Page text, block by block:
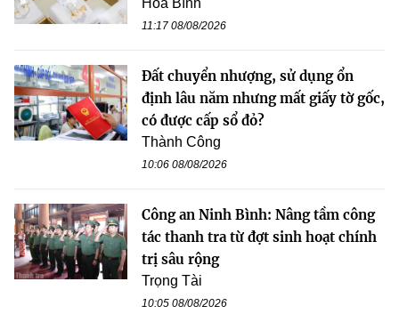
11:17 08/08/2026
Đất chuyển nhượng, sử dụng ổn
định lâu năm nhưng mất giấy tờ gốc,
có được cấp sổ đỏ?
Thành Công
10:06 08/08/2026
Công an Ninh Bình: Nâng tầm công
tác thanh tra từ đợt sinh hoạt chính
trị sâu rộng
Trọng Tài
10:05 08/08/2026